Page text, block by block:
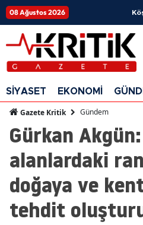
08 Ağustos 2026
SİYASET EKONOMİ
Gazete Kritik Gündem
Gürkan
alanlardaki
doğaya ve
tehdit